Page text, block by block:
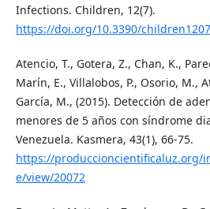
Infections. Children, 12(7).
https://doi.org/10.3390/
Atencio, T., Gotera, Z., Chan, K.,
Marín, E., Villalobos, P., Osorio, M.,
García, M., (2015). Detección de
menores de 5 años con síndrome
Venezuela. Kasmera, 43(1), 66-75.
https://produccioncientificaluz.org/
e/view/20072